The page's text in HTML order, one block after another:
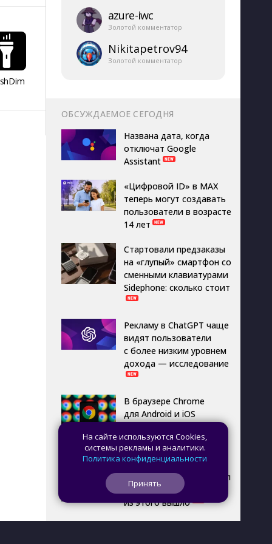
azure-​iwc
Золотой комментатор
Nikitapetrov94
Золотой комментатор
ОБСУЖДАЕМОЕ СЕГОДНЯ
Названа дата, когда
отключат Google
Assistant
«Цифровой ID» в MAX
теперь могут создавать
пользователи в возрасте
14 лет
Стартовали предзаказы
на «глупый» смартфон со
сменными клавиатурами
Sidephone: сколько стоит
Рекламу в ChatGPT чаще
видят пользователи
с более низким уровнем
дохода — исследование
В браузере Chrome
для Android и iOS
появилась новая панель
навигации с кнопкой
Gemini
Пользователь превратил
NAS в игровой ПК: что
из этого вышло
На сайте используются Cookies,
системы рекламы и аналитики.
Политика конфиденциальности
Принять